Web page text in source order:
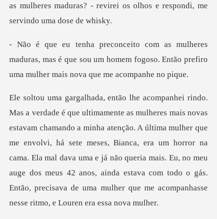
as mulheres maduras? - revirei os o
aduras, mas é que sou um homem fogoso. Então prefi
ção. A última mulher que
me envolvi, há sete meses, Bianca, era um horror na
cama. Ela mal dava uma e já não queria mais. Eu, no meu
auge d